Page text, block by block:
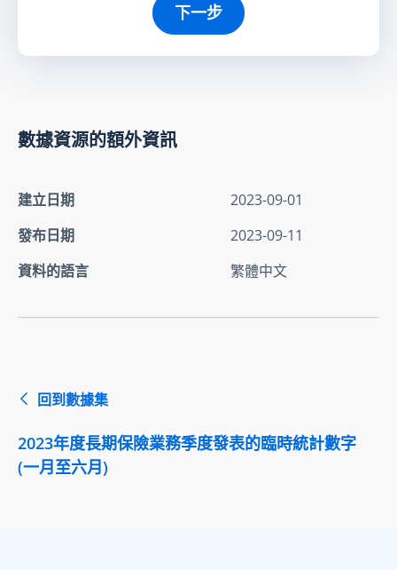
下一步
數據資源的額外資訊
建立日期
2023-09-01
發布日期
2023-09-11
資料的語言
繁體中文
回到數據集
2023年度長期保險業務季度發表的臨時統計數字
(一月至六月)